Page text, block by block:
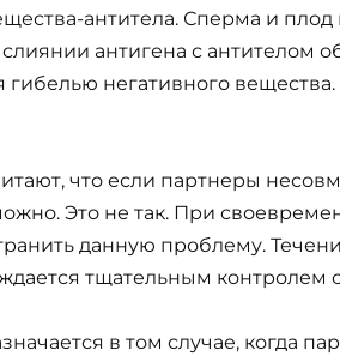
антитела. Сперма и плод
антигена с антителом
гибелью негативного вещества.
что если партнеры
Это не так. При
данную проблему.
тщательным контролем
в том случае, когда